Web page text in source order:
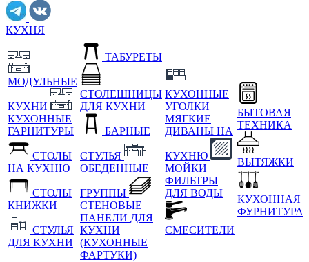
КУХНЯ
МОДУЛЬНЫЕ
КУХНИ
КУХОННЫЕ
ГАРНИТУРЫ
СТОЛЫ
НА КУХНЮ
СТОЛЫ
КНИЖКИ
СТУЛЬЯ
ДЛЯ КУХНИ
ТАБУРЕТЫ
СТОЛЕШНИЦЫ
ДЛЯ КУХНИ
БАРНЫЕ
СТУЛЬЯ
ОБЕДЕННЫЕ
ГРУППЫ
СТЕНОВЫЕ
ПАНЕЛИ ДЛЯ
КУХНИ
(КУХОННЫЕ
ФАРТУКИ)
КУХОННЫЕ
УГОЛКИ
МЯГКИЕ
ДИВАНЫ НА
КУХНЮ
МОЙКИ
ФИЛЬТРЫ
ДЛЯ ВОДЫ
СМЕСИТЕЛИ
БЫТОВАЯ
ТЕХНИКА
ВЫТЯЖКИ
КУХОННАЯ
ФУРНИТУРА